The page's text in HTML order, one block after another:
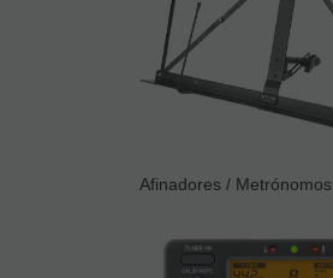
Afinadores / Metrónomos